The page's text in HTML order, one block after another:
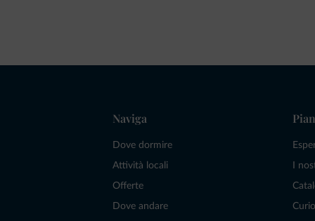
Naviga
Dove dormire
Attività locali
Offerte
Dove andare
I